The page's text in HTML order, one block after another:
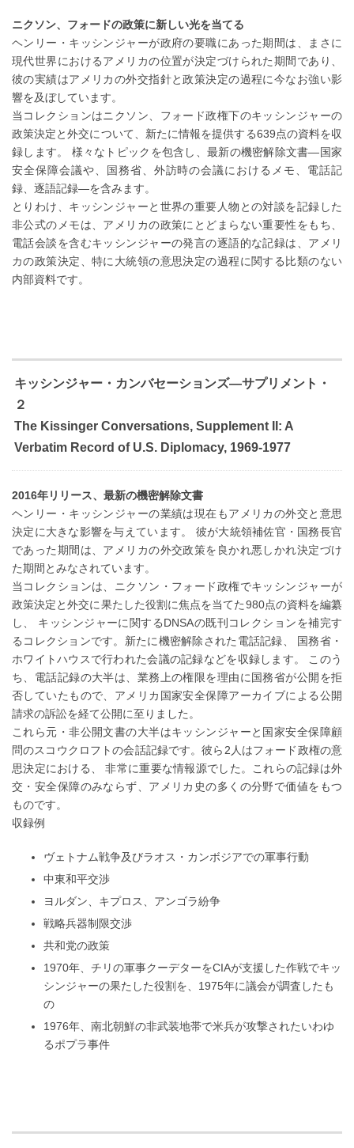
ニクソン、フォードの政策に新しい光を当てる
ヘンリー・キッシンジャーが政府の要職にあった期間は、まさに
現代世界におけるアメリカの位置が決定づけられた期間であり、
彼の実績はアメリカの外交指針と政策決定の過程に今なお強い影
響を及ぼしています。
当コレクションはニクソン、フォード政権下のキッシンジャーの
政策決定と外交について、新たに情報を提供する639点の資料を収
録します。 様々なトピックを包含し、最新の機密解除文書―国家
安全保障会議や、国務省、外訪時の会議におけるメモ、電話記
録、逐語記録―を含みます。
とりわけ、キッシンジャーと世界の重要人物との対談を記録した
非公式のメモは、アメリカの政策にとどまらない重要性をもち、
電話会談を含むキッシンジャーの発言の逐語的な記録は、アメリ
カの政策決定、特に大統領の意思決定の過程に関する比類のない
内部資料です。
キッシンジャー・カンバセーションズ―サプリメント・
２
The Kissinger Conversations, Supplement II: A
Verbatim Record of U.S. Diplomacy, 1969-1977
2016年リリース、最新の機密解除文書
ヘンリー・キッシンジャーの業績は現在もアメリカの外交と意思
決定に大きな影響を与えています。 彼が大統領補佐官・国務長官
であった期間は、アメリカの外交政策を良かれ悪しかれ決定づけ
た期間とみなされています。
当コレクションは、ニクソン・フォード政権でキッシンジャーが
政策決定と外交に果たした役割に焦点を当てた980点の資料を編纂
し、 キッシンジャーに関するDNSAの既刊コレクションを補完す
るコレクションです。新たに機密解除された電話記録、 国務省・
ホワイトハウスで行われた会議の記録などを収録します。 このう
ち、電話記録の大半は、業務上の権限を理由に国務省が公開を拒
否していたもので、アメリカ国家安全保障アーカイブによる公開
請求の訴訟を経て公開に至りました。
これら元・非公開文書の大半はキッシンジャーと国家安全保障顧
問のスコウクロフトの会話記録です。彼ら2人はフォード政権の意
思決定における、 非常に重要な情報源でした。これらの記録は外
交・安全保障のみならず、アメリカ史の多くの分野で価値をもつ
ものです。
収録例
ヴェトナム戦争及びラオス・カンボジアでの軍事行動
中東和平交渉
ヨルダン、キプロス、アンゴラ紛争
戦略兵器制限交渉
共和党の政策
1970年、チリの軍事クーデターをCIAが支援した作戦でキッ
シンジャーの果たした役割を、1975年に議会が調査したも
の
1976年、南北朝鮮の非武装地帯で米兵が攻撃されたいわゆ
るポプラ事件